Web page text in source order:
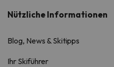
Nützliche Informationen
Blog, News & Skitipps
Ihr Skiführer